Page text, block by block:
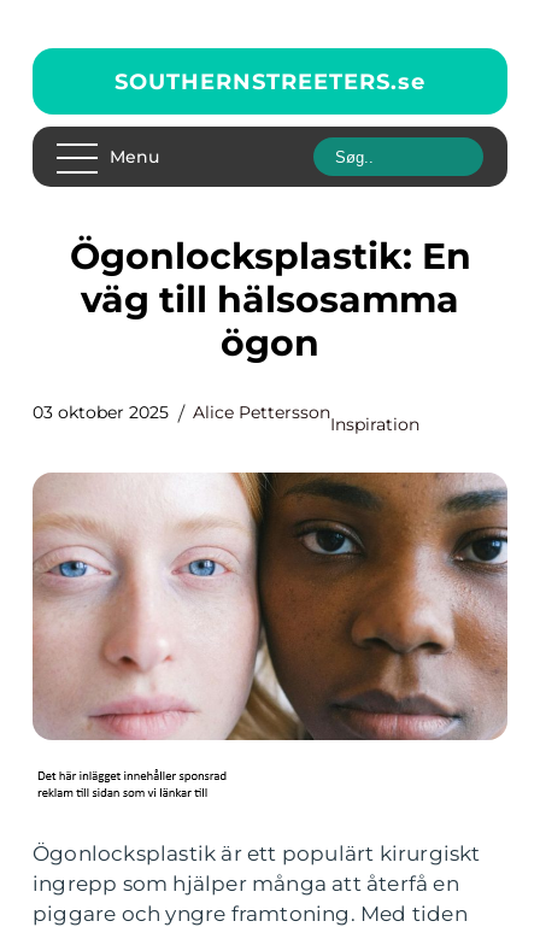
SOUTHERNSTREETERS.se
Menu
Ögonlocksplastik: En
väg till hälsosamma
ögon
03 oktober 2025 Alice Pettersson
Inspiration
Ögonlocksplastik är ett populärt kirurgiskt
ingrepp som hjälper många att återfå en
piggare och yngre framtoning. Med tiden